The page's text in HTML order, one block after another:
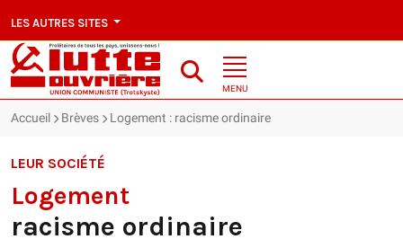
LES AUTRES SITES
MENU
Accueil Brèves Logement : racisme ordinaire
LEUR SOCIÉTÉ
Logement
racisme ordinaire